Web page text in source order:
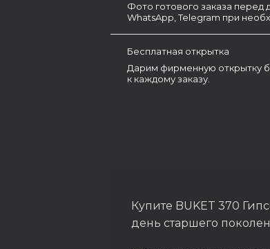
Фото готового заказа перед
WhatsApp, Telegram при
Бесплатная открытка
Дарим фирменную открытку
к каждому заказу.
Купите BUKET 370
день старшего